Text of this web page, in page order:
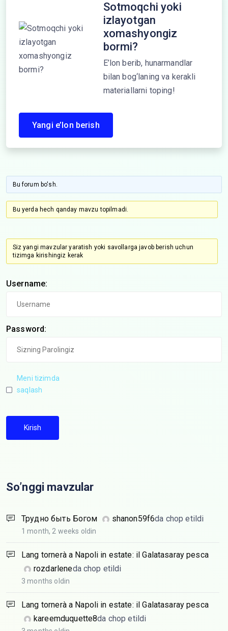
Sotmoqchi yoki
izlayotgan
xomashyongiz
bormi?
E’lon berib, hunarmandlar
bilan bog‘laning va kerakli
materiallarni toping!
Yangi e’lon berish
Bu forum bo'sh.
Bu yerda hech qanday mavzu topilmadi.
Siz yangi mavzular yaratish yoki savollarga javob berish uchun
tizimga kirishingiz kerak
Username:
Password:
Meni tizimda
saqlash
Kirish
So’nggi mavzular
Трудно быть Богом shanon59f6da chop etildi
1 month, 2 weeks oldin
Lang tornerà a Napoli in estate: il Galatasaray pesca
rozdarleneda chop etildi
3 months oldin
Lang tornerà a Napoli in estate: il Galatasaray pesca
kareemduquette8da chop etildi